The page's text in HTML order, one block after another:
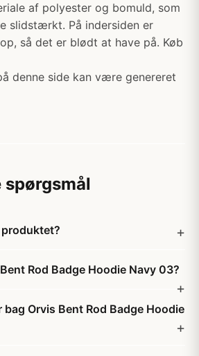
af polyester og bomuld, som
slidstærkt. På indersiden er
så det er blødt at have på. Køb
denne side kan være genereret
Rod Badge Hoodie Navy 03?
Orvis Bent Rod Badge Hoodie